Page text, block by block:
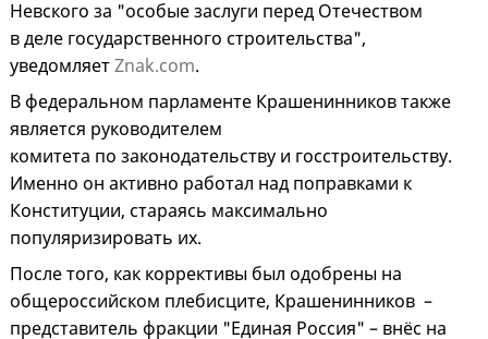
Невского за "особые заслуги перед Отечеством
в деле государственного строительства",
уведомляетZnak.com.
В федеральном парламенте Крашенинников также
является руководителем
комитета по законодательству и госстроительству.
Именно он активно работал над поправками к
Конституции, стараясь максимально
популяризировать их.
После того, как коррективы был одобрены на
общероссийском плебисците, Крашенинников –
представитель фракции "Единая Россия" – внёс на